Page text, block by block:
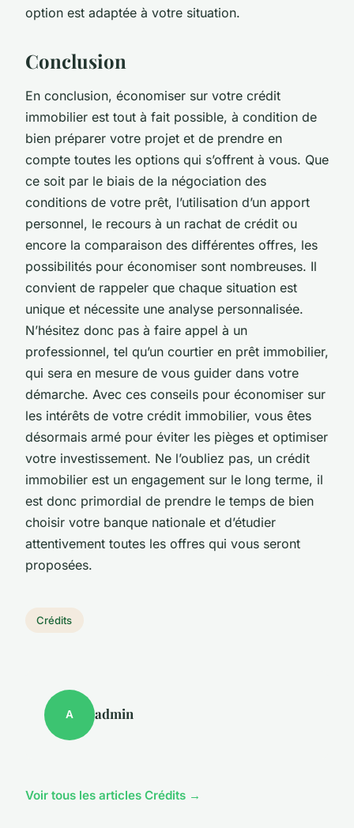
option est adaptée à votre situation.
Conclusion
En conclusion, économiser sur votre crédit
immobilier est tout à fait possible, à condition de
bien préparer votre projet et de prendre en
compte toutes les options qui s’offrent à vous. Que
ce soit par le biais de la négociation des
conditions de votre prêt, l’utilisation d’un apport
personnel, le recours à un rachat de crédit ou
encore la comparaison des différentes offres, les
possibilités pour économiser sont nombreuses. Il
convient de rappeler que chaque situation est
unique et nécessite une analyse personnalisée.
N’hésitez donc pas à faire appel à un
professionnel, tel qu’un courtier en prêt immobilier,
qui sera en mesure de vous guider dans votre
démarche. Avec ces conseils pour économiser sur
les intérêts de votre crédit immobilier, vous êtes
désormais armé pour éviter les pièges et optimiser
votre investissement. Ne l’oubliez pas, un crédit
immobilier est un engagement sur le long terme, il
est donc primordial de prendre le temps de bien
choisir votre banque nationale et d’étudier
attentivement toutes les offres qui vous seront
proposées.
Crédits
A admin
Voir tous les articles Crédits →